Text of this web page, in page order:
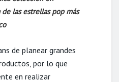
las estrellas pop más
de planear grandes
por lo que
en realizar